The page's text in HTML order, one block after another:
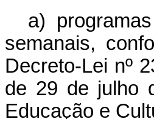
a)
semanais,
Decreto-Lei nº
de 29 de julho
Educação e